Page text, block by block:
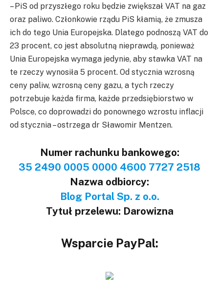
– PiS od przyszłego roku będzie zwiększał VAT na gaz
oraz paliwo. Członkowie rządu PiS kłamią, że zmusza
ich do tego Unia Europejska. Dlatego podnoszą VAT do
23 procent, co jest absolutną nieprawdą, ponieważ
Unia Europejska wymaga jedynie, aby stawka VAT na
te rzeczy wynosiła 5 procent. Od stycznia wzrosną
ceny paliw, wzrosną ceny gazu, a tych rzeczy
potrzebuje każda firma, każde przedsiębiorstwo w
Polsce, co doprowadzi do ponownego wzrostu inflacji
od stycznia – ostrzega dr Sławomir Mentzen.
Numer rachunku bankowego:
35 2490 0005 0000 4600 7727 2518
Nazwa odbiorcy:
Blog Portal Sp. z o.o.
Tytuł przelewu: Darowizna
Wsparcie PayPal: